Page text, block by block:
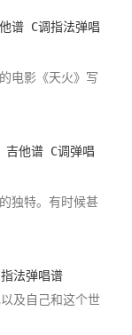
谱 C调指法弹唱
电影《天火》写
吉他谱 C调弹唱
独特。有时候甚
法弹唱谱
及自己和这个世